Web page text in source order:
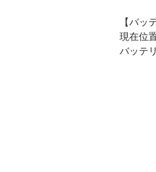
【バッ
現在位
バッテ